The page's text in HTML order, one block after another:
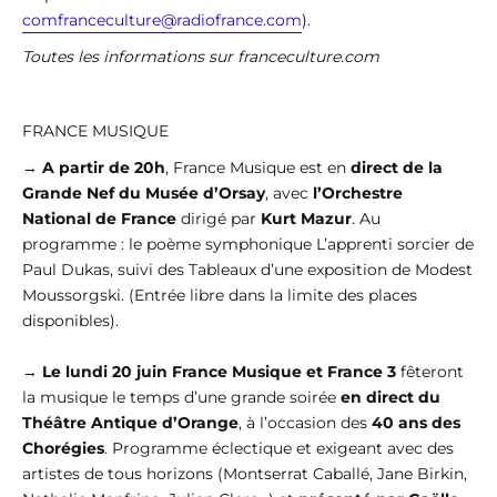
comfranceculture@radiofrance.com).
Toutes les informations sur franceculture.com
FRANCE MUSIQUE
→ A partir de 20h, France Musique est en direct de la
Grande Nef du Musée d’Orsay, avec l’Orchestre
National de France dirigé par Kurt Mazur. Au
programme : le poème symphonique L’apprenti sorcier de
Paul Dukas, suivi des Tableaux d’une exposition de Modest
Moussorgski. (Entrée libre dans la limite des places
disponibles).
→ Le lundi 20 juin France Musique et France 3 fêteront
la musique le temps d’une grande soirée en direct du
Théâtre Antique d’Orange, à l’occasion des 40 ans des
Chorégies. Programme éclectique et exigeant avec des
artistes de tous horizons (Montserrat Caballé, Jane Birkin,